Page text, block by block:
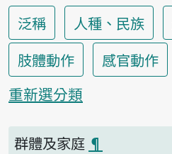
泛稱 人種、民族
肢體動作
感官動作
重新選分類
群體及家庭 ¶